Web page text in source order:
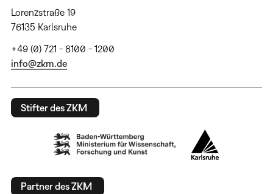
Lorenzstraße 19
76135 Karlsruhe
+49 (0) 721 - 8100 - 1200
info@zkm.de
Stifter des ZKM
Partner des ZKM